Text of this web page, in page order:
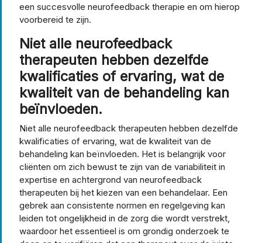
een succesvolle neurofeedback therapie en om hierop
voorbereid te zijn.
Niet alle neurofeedback
therapeuten hebben dezelfde
kwalificaties of ervaring, wat de
kwaliteit van de behandeling kan
beïnvloeden.
Niet alle neurofeedback therapeuten hebben dezelfde
kwalificaties of ervaring, wat de kwaliteit van de
behandeling kan beïnvloeden. Het is belangrijk voor
cliënten om zich bewust te zijn van de variabiliteit in
expertise en achtergrond van neurofeedback
therapeuten bij het kiezen van een behandelaar. Een
gebrek aan consistente normen en regelgeving kan
leiden tot ongelijkheid in de zorg die wordt verstrekt,
waardoor het essentieel is om grondig onderzoek te